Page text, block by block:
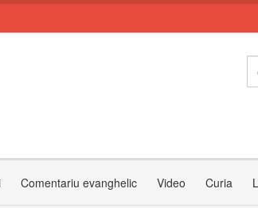
Comentariu evanghelic Video Curia